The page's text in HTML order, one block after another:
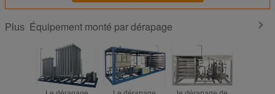
Plus Équipement monté par dérapage